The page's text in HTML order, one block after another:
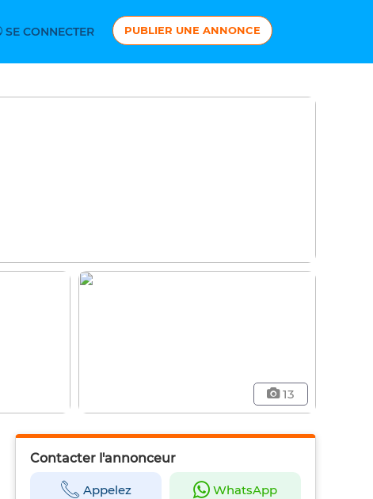
SE CONNECTER PUBLIER UNE ANNONCE
13
Contacter l'annonceur
Appelez WhatsApp